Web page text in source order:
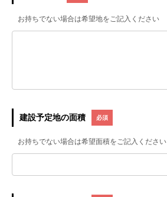
お持ちでない場合は希望地をご記入ください
建設予定地の面積
お持ちでない場合は希望面積をご記入ください